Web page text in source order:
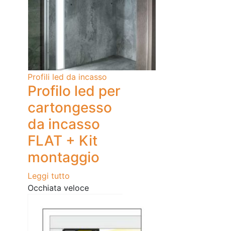
Profili led da incasso
Profilo led per
cartongesso
da incasso
FLAT + Kit
montaggio
Leggi tutto
Occhiata veloce